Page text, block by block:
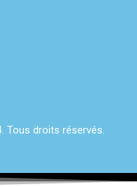
Tous droits réservés.